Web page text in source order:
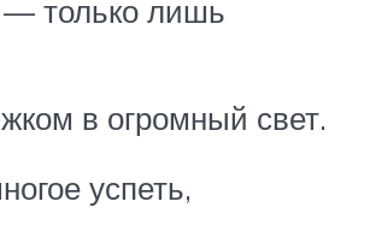
только лишь
в огромный свет.
успеть,